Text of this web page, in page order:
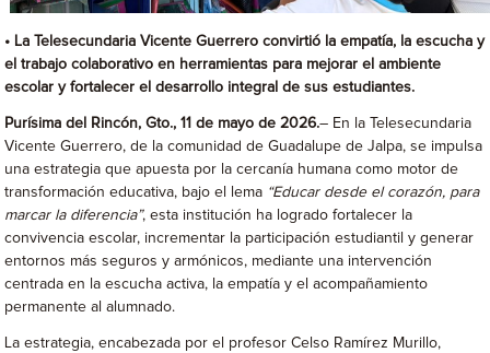
• La Telesecundaria Vicente Guerrero convirtió la empatía, la escucha y
el trabajo colaborativo en herramientas para mejorar el ambiente
escolar y fortalecer el desarrollo integral de sus estudiantes.
Purísima del Rincón, Gto., 11 de mayo de 2026.– En la Telesecundaria
Vicente Guerrero, de la comunidad de Guadalupe de Jalpa, se impulsa
una estrategia que apuesta por la cercanía humana como motor de
transformación educativa, bajo el lema “Educar desde el corazón, para
marcar la diferencia”, esta institución ha logrado fortalecer la
convivencia escolar, incrementar la participación estudiantil y generar
entornos más seguros y armónicos, mediante una intervención
centrada en la escucha activa, la empatía y el acompañamiento
permanente al alumnado.
La estrategia, encabezada por el profesor Celso Ramírez Murillo,